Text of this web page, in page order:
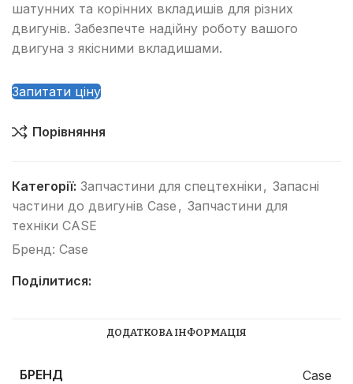
шатунних та корінних вкладишів для різних
двигунів. Забезпечте надійну роботу вашого
двигуна з якісними вкладишами.
Запитати ціну
Порівняння
Категорії: Запчастини для спецтехніки , Запасні
частини до двигунів Case , Запчастини для
техніки CASE
Бренд: Case
Поділитися:
ДОДАТКОВА ІНФОРМАЦІЯ
БРЕНД Case